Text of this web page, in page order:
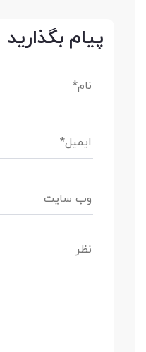
پیام بگذارید